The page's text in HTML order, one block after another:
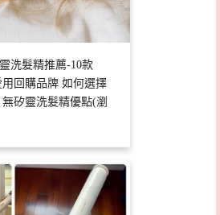
洗髮精推薦-10款
用回購品牌 如何選擇
矽靈洗髮精優點(瀏